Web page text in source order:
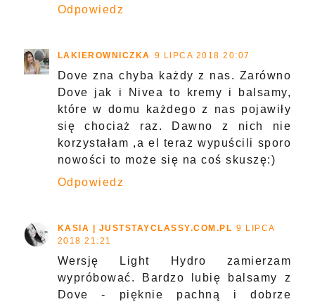
Odpowiedz
LAKIEROWNICZKA 9 LIPCA 2018 20:07
Dove zna chyba każdy z nas. Zarówno
Dove jak i Nivea to kremy i balsamy,
które w domu każdego z nas pojawiły
się chociaż raz. Dawno z nich nie
korzystałam ,a el teraz wypuścili sporo
nowości to może się na coś skuszę:)
Odpowiedz
KASIA | JUSTSTAYCLASSY.COM.PL 9 LIPCA
2018 21:21
Wersję Light Hydro zamierzam
wypróbować. Bardzo lubię balsamy z
Dove - pięknie pachną i dobrze